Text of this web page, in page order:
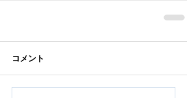
コメント